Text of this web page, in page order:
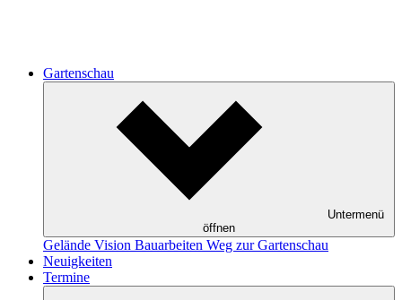
Gartenschau
Untermenü
öffnen
Gelände Vision Bauarbeiten Weg zur Gartenschau
Neuigkeiten
Termine